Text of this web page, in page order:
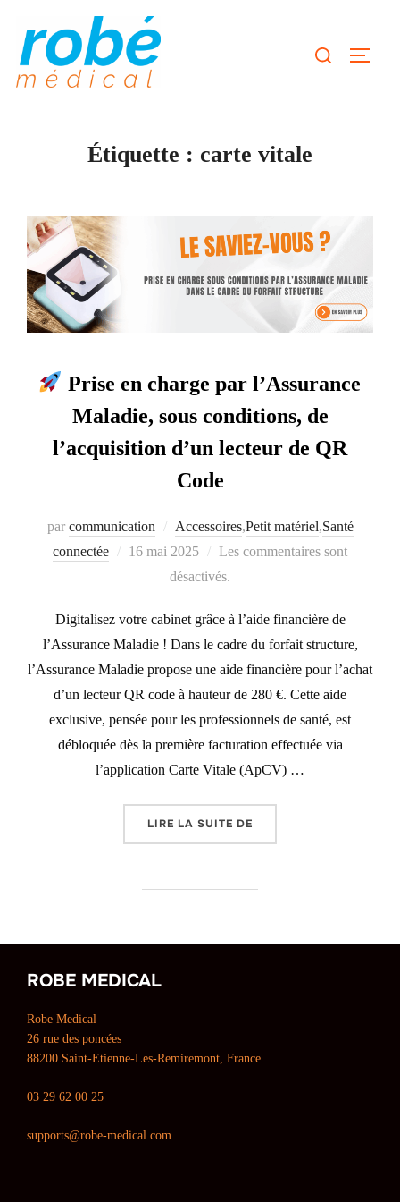
contenu
Rechercher :
Étiquette : carte vitale
Prise en charge par l’Assurance
Maladie, sous conditions, de
l’acquisition d’un lecteur de QR
Code
par communication Accessoires,Petit matériel,Santé
connectée
Publié
16 mai 2025
Les commentaires sont
désactivés.
Digitalisez votre cabinet grâce à l’aide financière de
l’Assurance Maladie ! Dans le cadre du forfait structure,
l’Assurance Maladie propose une aide financière pour l’achat
d’un lecteur QR code à hauteur de 280 €. Cette aide
exclusive, pensée pour les professionnels de santé, est
débloquée dès la première facturation effectuée via
l’application Carte Vitale (ApCV) …
LIRE LA SUITE DE
ROBE MEDICAL
Robe Medical
26 rue des poncées
88200 Saint-Etienne-Les-Remiremont, France
03 29 62 00 25
supports@robe-medical.com